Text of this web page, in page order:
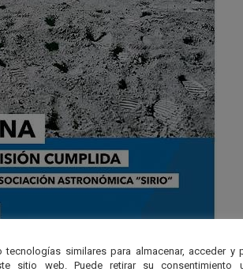
similares para almacenar, acceder y
sitio web. Puede retirar su consentimiento